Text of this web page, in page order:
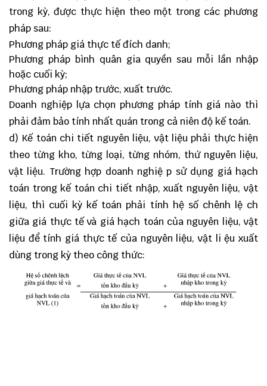
trong kỳ, được thực hiện theo một trong các phương
pháp sau:
Phương pháp giá thực tế đích danh;
Phương pháp bình quân gia quyền sau mỗi lần nhập
hoặc cuối kỳ;
Phương pháp nhập trước, xuất trước.
Doanh nghiệp lựa chọn phương pháp tính giá nào thì
phải đảm bảo tính nhất quán trong cả niên độ kế toán.
d) Kế toán chi tiết nguyên liệu, vật liệu phải thực hiện
theo từng kho, từng loại, từng nhóm, thứ nguyên liệu,
vật liệu. Trường hợp doanh nghiệ p sử dụng giá hạch
toán trong kế toán chi tiết nhập, xuất nguyên liệu, vật
liệu, thì cuối kỳ kế toán phải tính hệ số chênh lệ ch
giữa giá thực tế và giá hạch toán của nguyên liệu, vật
liệu để tính giá thực tế của nguyên liệu, vật li ệu xuất
dùng trong kỳ theo công thức: